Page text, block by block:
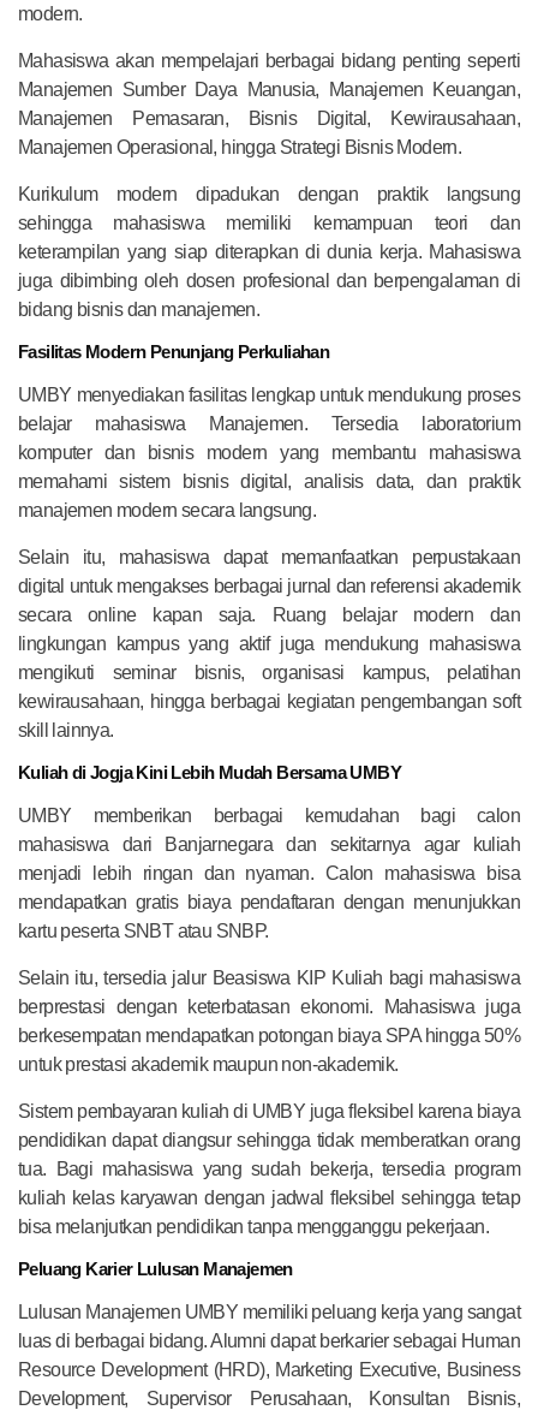
modern.
Mahasiswa akan mempelajari berbagai bidang penting seperti
Manajemen Sumber Daya Manusia, Manajemen Keuangan,
Manajemen Pemasaran, Bisnis Digital, Kewirausahaan,
Manajemen Operasional, hingga Strategi Bisnis Modern.
Kurikulum modern dipadukan dengan praktik langsung
sehingga mahasiswa memiliki kemampuan teori dan
keterampilan yang siap diterapkan di dunia kerja. Mahasiswa
juga dibimbing oleh dosen profesional dan berpengalaman di
bidang bisnis dan manajemen.
Fasilitas Modern Penunjang Perkuliahan
UMBY menyediakan fasilitas lengkap untuk mendukung proses
belajar mahasiswa Manajemen. Tersedia laboratorium
komputer dan bisnis modern yang membantu mahasiswa
memahami sistem bisnis digital, analisis data, dan praktik
manajemen modern secara langsung.
Selain itu, mahasiswa dapat memanfaatkan perpustakaan
digital untuk mengakses berbagai jurnal dan referensi akademik
secara online kapan saja. Ruang belajar modern dan
lingkungan kampus yang aktif juga mendukung mahasiswa
mengikuti seminar bisnis, organisasi kampus, pelatihan
kewirausahaan, hingga berbagai kegiatan pengembangan soft
skill lainnya.
Kuliah di Jogja Kini Lebih Mudah Bersama UMBY
UMBY memberikan berbagai kemudahan bagi calon
mahasiswa dari Banjarnegara dan sekitarnya agar kuliah
menjadi lebih ringan dan nyaman. Calon mahasiswa bisa
mendapatkan gratis biaya pendaftaran dengan menunjukkan
kartu peserta SNBT atau SNBP.
Selain itu, tersedia jalur Beasiswa KIP Kuliah bagi mahasiswa
berprestasi dengan keterbatasan ekonomi. Mahasiswa juga
berkesempatan mendapatkan potongan biaya SPA hingga 50%
untuk prestasi akademik maupun non-akademik.
Sistem pembayaran kuliah di UMBY juga fleksibel karena biaya
pendidikan dapat diangsur sehingga tidak memberatkan orang
tua. Bagi mahasiswa yang sudah bekerja, tersedia program
kuliah kelas karyawan dengan jadwal fleksibel sehingga tetap
bisa melanjutkan pendidikan tanpa mengganggu pekerjaan.
Peluang Karier Lulusan Manajemen
Lulusan Manajemen UMBY memiliki peluang kerja yang sangat
luas di berbagai bidang. Alumni dapat berkarier sebagai Human
Resource Development (HRD), Marketing Executive, Business
Development, Supervisor Perusahaan, Konsultan Bisnis,